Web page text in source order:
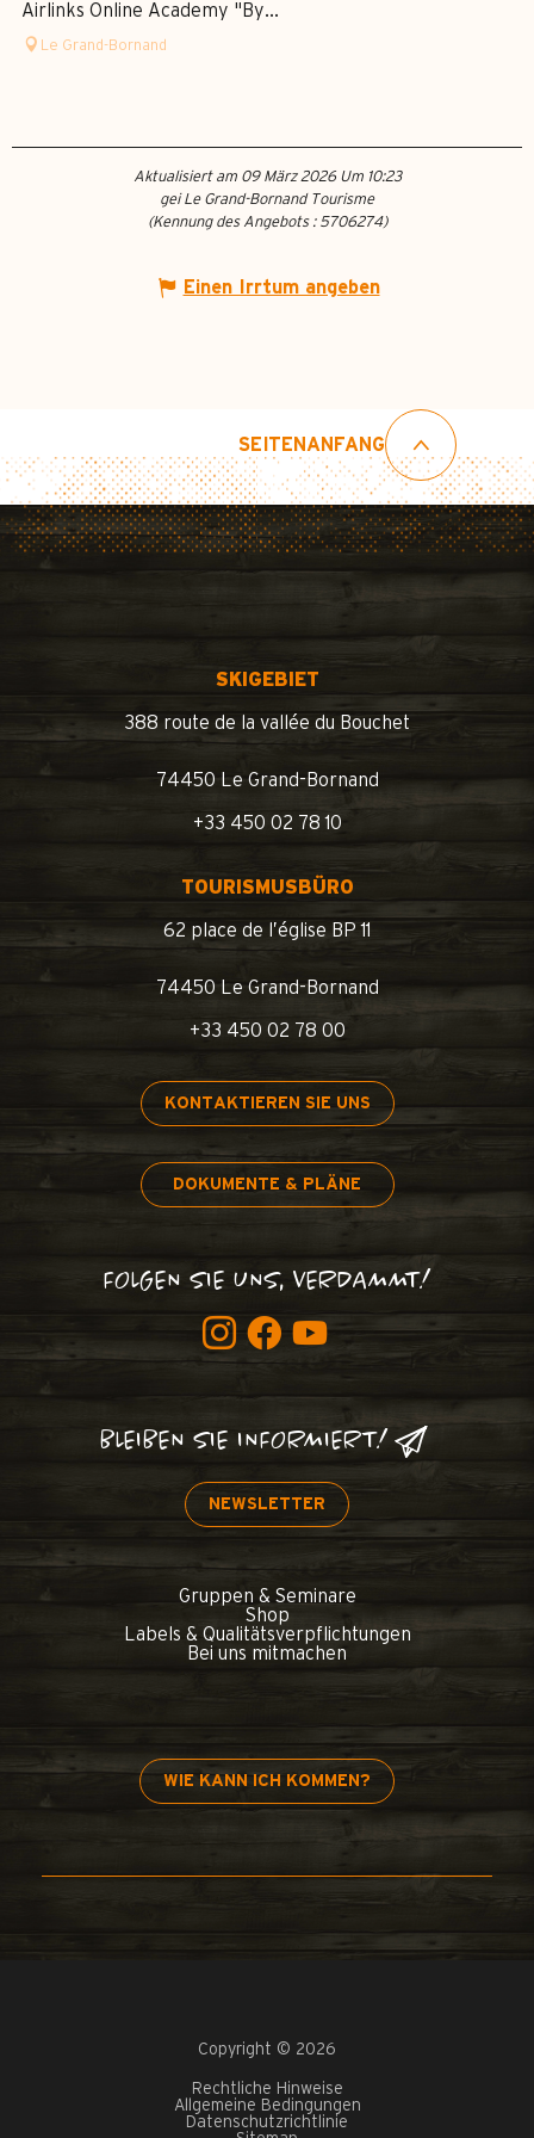
Airlinks Online Academy "By...
Le Grand-Bornand
Aktualisiert am 09 März 2026 Um 10:23
gei Le Grand-Bornand Tourisme
(Kennung des Angebots : 5706274)
Einen Irrtum angeben
SEITENANFANG
SKIGEBIET
388 route de la vallée du Bouchet
74450 Le Grand-Bornand
+33 450 02 78 10
TOURISMUSBÜRO
62 place de l’église BP 11
74450 Le Grand-Bornand
+33 450 02 78 00
KONTAKTIEREN SIE UNS
DOKUMENTE & PLÄNE
FOLGEN SIE UNS, VERDAMMT!
BLEIBEN SIE INFORMIERT!
NEWSLETTER
Gruppen & Seminare
Shop
Labels & Qualitätsverpflichtungen
Bei uns mitmachen
WIE KANN ICH KOMMEN?
Copyright © 2026
Rechtliche Hinweise
Allgemeine Bedingungen
Datenschutzrichtlinie